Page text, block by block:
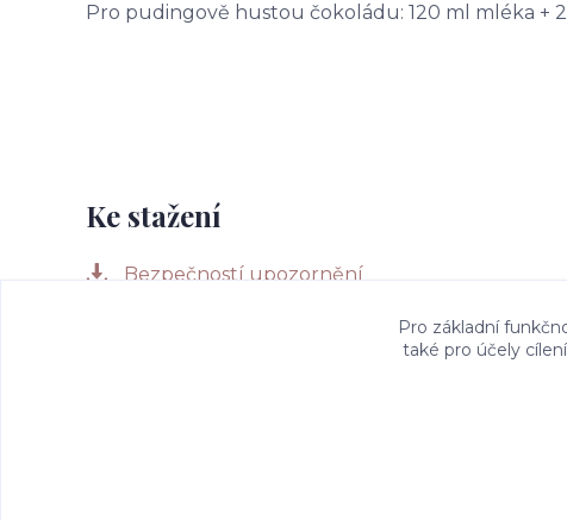
Pro pudingově hustou čokoládu: 120 ml mléka +
Ke stažení
Bezpečností upozornění
Pro základní
také pro účely